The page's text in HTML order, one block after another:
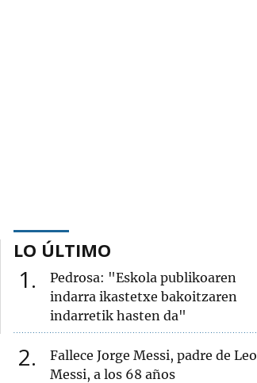
LO ÚLTIMO
1
Pedrosa: "Eskola publikoaren
indarra ikastetxe bakoitzaren
indarretik hasten da"
2
Fallece Jorge Messi, padre de Leo
Messi, a los 68 años